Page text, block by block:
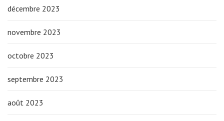
décembre 2023
novembre 2023
octobre 2023
septembre 2023
août 2023